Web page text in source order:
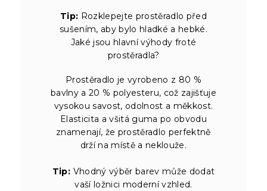
Tip: Rozklepejte prostěradlo před
sušením, aby bylo hladké a hebké.
Jaké jsou hlavní výhody froté
prostěradla?
Prostěradlo je vyrobeno z 80 %
bavlny a 20 % polyesteru, což zajišťuje
vysokou savost, odolnost a měkkost.
Elasticita a všitá guma po obvodu
znamenají, že prostěradlo perfektně
drží na místě a neklouže.
Tip: Vhodný výběr barev může dodat
vaší ložnici moderní vzhled.